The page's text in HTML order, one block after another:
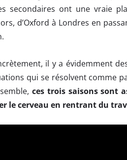
secondaires ont une vraie
d’Oxford à Londres en
il y a évidemment
qui se résolvent comme
ces trois saisons sont
le cerveau en rentrant du